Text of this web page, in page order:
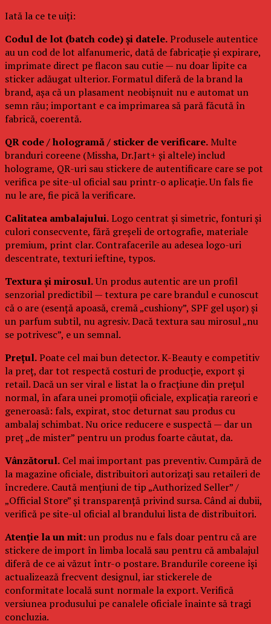
Iată la ce te uiți:
Codul de lot (batch code) și datele.Produsele autentice
au un cod de lot alfanumeric, dată de fabricație și expirare,
imprimate direct pe flacon sau cutie — nu doar lipite ca
sticker adăugat ulterior. Formatul diferă de la brand la
brand, așa că un plasament neobișnuit nu e automat un
semn rău; important e ca imprimarea să pară făcută în
fabrică, coerentă.
QR code / hologramă / sticker de verificare.Multe
branduri coreene (Missha, Dr.Jart+ și altele) includ
holograme, QR-uri sau stickere de autentificare care se pot
verifica pe site-ul oficial sau printr-o aplicație. Un fals fie
nu le are, fie pică la verificare.
Calitatea ambalajului.Logo centrat și simetric, fonturi și
culori consecvente, fără greșeli de ortografie, materiale
premium, print clar. Contrafacerile au adesea logo-uri
descentrate, texturi ieftine, typos.
Textura și mirosul.Un produs autentic are un profil
senzorial predictibil — textura pe care brandul e cunoscut
că o are (esență apoasă, cremă „cushiony”, SPF gel ușor) și
un parfum subtil, nu agresiv. Dacă textura sau mirosul „nu
se potrivesc”, e un semnal.
Prețul.Poate cel mai bun detector. K-Beauty e competitiv
la preț, dar tot respectă costuri de producție, export și
retail. Dacă un ser viral e listat la o fracțiune din prețul
normal, în afara unei promoții oficiale, explicația rareori e
generoasă: fals, expirat, stoc deturnat sau produs cu
ambalaj schimbat. Nu orice reducere e suspectă — dar un
preț „de mister” pentru un produs foarte căutat, da.
Vânzătorul. Cel mai important pas preventiv. Cumpără de
la magazine oficiale, distribuitori autorizați sau retaileri de
încredere. Caută mențiuni de tip „Authorized Seller” /
„Official Store” și transparență privind sursa. Când ai dubii,
verifică pe site-ul oficial al brandului lista de distribuitori.
Atenție la un mit:un produs nu e fals doar pentru că are
stickere de import în limba locală sau pentru că ambalajul
diferă de ce ai văzut într-o postare. Brandurile coreene își
actualizează frecvent designul, iar stickerele de
conformitate locală sunt normale la export. Verifică
versiunea produsului pe canalele oficiale înainte să tragi
concluzia.